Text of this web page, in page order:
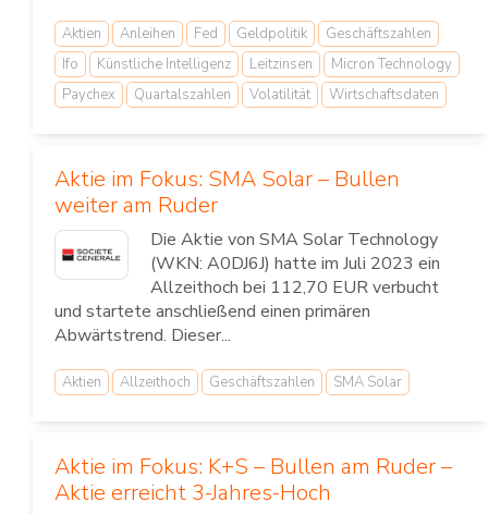
Aktien Anleihen Fed Geldpolitik
Geschäftszahlen
Ifo
Künstliche Intelligenz Leitzinsen
Micron Technology
Paychex
Quartalszahlen Volatilität Wirtschaftsdaten
Aktie im Fokus: SMA Solar – Bullen
weiter am Ruder
Die Aktie von SMA Solar Technology
(WKN: A0DJ6J) hatte im Juli 2023 ein
Allzeithoch bei 112,70 EUR verbucht
und startete anschließend einen primären
Abwärtstrend. Dieser...
Aktien Allzeithoch Geschäftszahlen SMA Solar
Aktie im Fokus: K+S – Bullen am Ruder –
Aktie erreicht 3-Jahres-Hoch